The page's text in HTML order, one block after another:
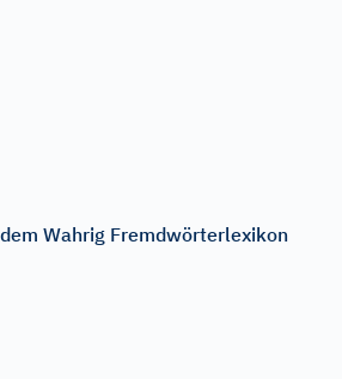
Wahrig Fremdwörterlexikon